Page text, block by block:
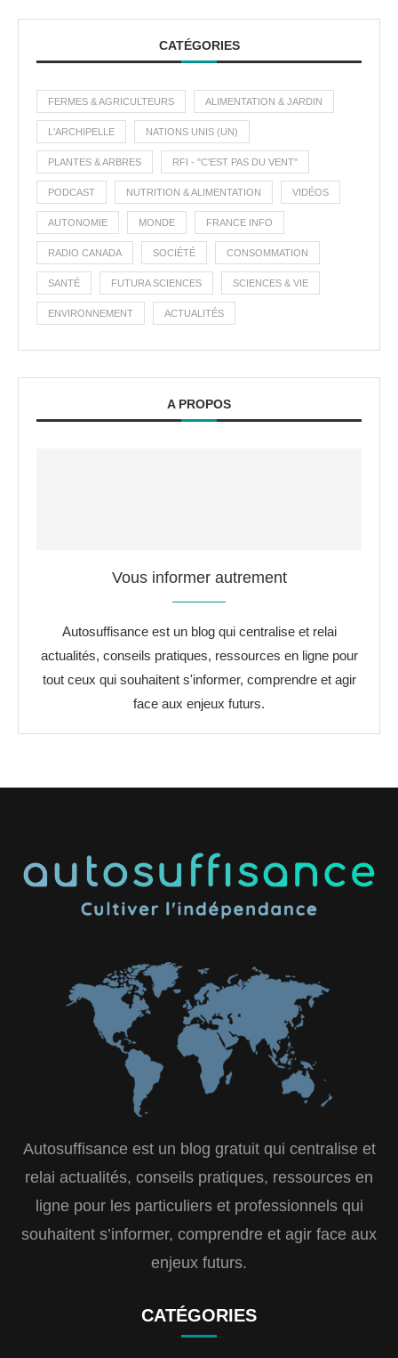
CATÉGORIES
FERMES & AGRICULTEURS ALIMENTATION & JARDIN
L'ARCHIPELLE NATIONS UNIS (UN)
PLANTES & ARBRES RFI - "C'EST PAS DU VENT"
PODCAST NUTRITION & ALIMENTATION VIDÉOS
AUTONOMIE MONDE FRANCE INFO
RADIO CANADA SOCIÉTÉ CONSOMMATION
SANTÉ FUTURA SCIENCES SCIENCES & VIE
ENVIRONNEMENT ACTUALITÉS
A PROPOS
Vous informer autrement
Autosuffisance est un blog qui centralise et relai
actualités, conseils pratiques, ressources en ligne pour
tout ceux qui souhaitent s'informer, comprendre et agir
face aux enjeux futurs.
Autosuffisance est un blog gratuit qui centralise et
relai actualités, conseils pratiques, ressources en
ligne pour les particuliers et professionnels qui
souhaitent s’informer, comprendre et agir face aux
enjeux futurs.
CATÉGORIES